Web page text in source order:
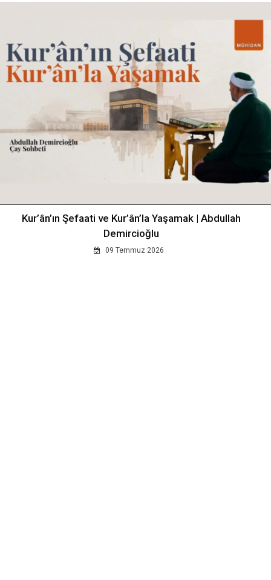
Kur’ân’ın Şefaati ve Kur’ân’la Yaşamak | Abdullah
Demircioğlu
09 Temmuz 2026